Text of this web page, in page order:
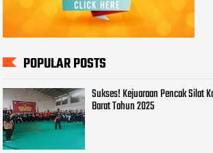
POPULAR POSTS
Sukses! Kejuaraan Pencak Silat
Barat Tahun 2025